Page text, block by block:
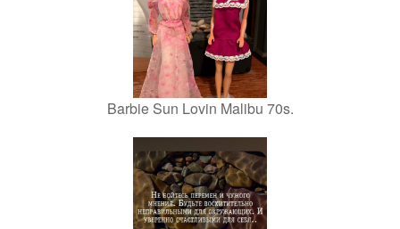
Barbie Sun Lovin Malibu 70s.